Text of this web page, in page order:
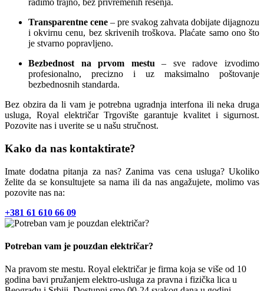
radimo trajno, bez privremenih rešenja.
Transparentne cene – pre svakog zahvata dobijate dijagnozu
i okvirnu cenu, bez skrivenih troškova. Plaćate samo ono što
je stvarno popravljeno.
Bezbednost na prvom mestu– sve radove izvodimo
profesionalno, precizno i uz maksimalno poštovanje
bezbednosnih standarda.
Bez obzira da li vam je potrebna ugradnja interfona ili neka druga
usluga, Royal električar Trgovište garantuje kvalitet i sigurnost.
Pozovite nas i uverite se u našu stručnost.
Kako da nas kontaktirate?
Imate dodatna pitanja za nas? Zanima vas cena usluga? Ukoliko
želite da se konsultujete sa nama ili da nas angažujete, molimo vas
pozovite nas na:
+381 61 610 66 09
Potreban vam je pouzdan električar?
Na pravom ste mestu. Royal električar je firma koja se više od 10
godina bavi pružanjem elektro-usluga za pravna i fizička lica u